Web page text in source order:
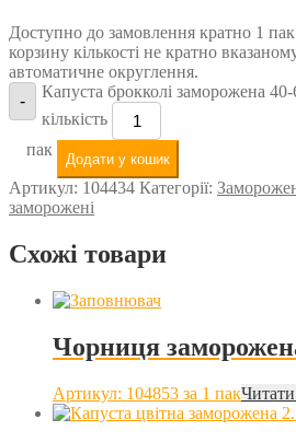
Доступно до замовлення кратно 1
корзину кількості не кратно
автоматичне округлення.
-
Капуста брокколі заморожена
кількість
пак
Додати у кошик
Артикул: 104434 Категорії:
заморожені
Схожі товари
Чорниця
Артикул: 104853 за 1 пакЧитати